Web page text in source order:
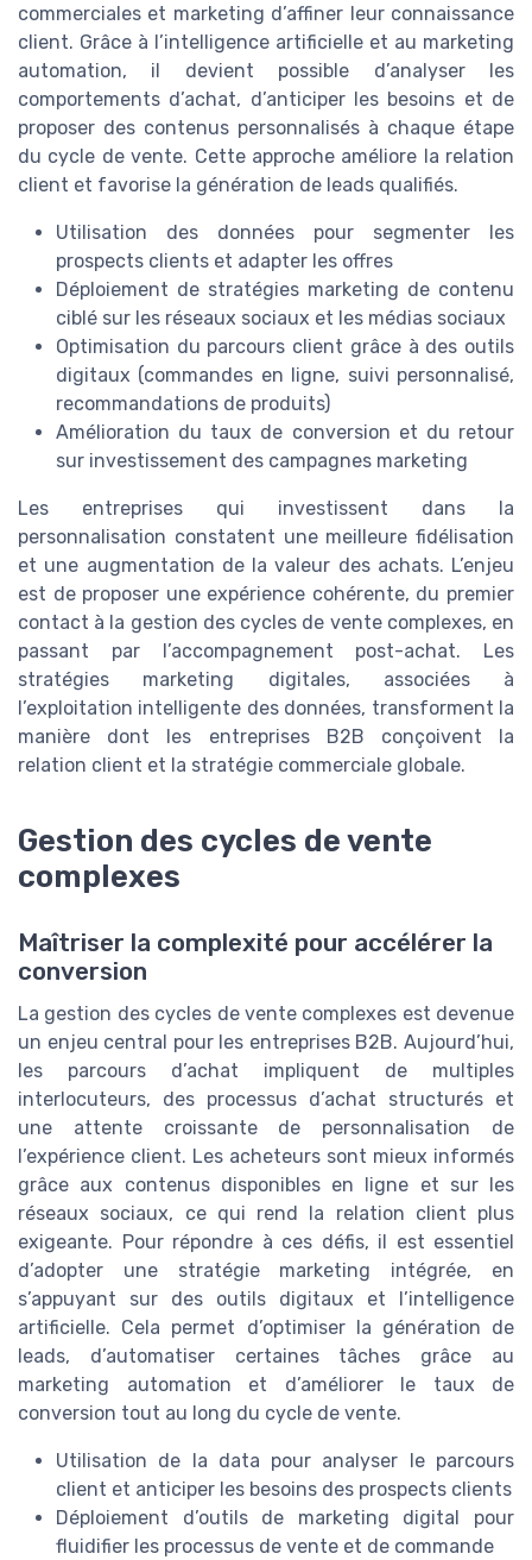
commerciales et marketing d’affiner leur connaissance
client. Grâce à l’intelligence artificielle et au marketing
automation, il devient possible d’analyser les
comportements d’achat, d’anticiper les besoins et de
proposer des contenus personnalisés à chaque étape
du cycle de vente. Cette approche améliore la relation
client et favorise la génération de leads qualifiés.
Utilisation des données pour segmenter les
prospects clients et adapter les offres
Déploiement de stratégies marketing de contenu
ciblé sur les réseaux sociaux et les médias sociaux
Optimisation du parcours client grâce à des outils
digitaux (commandes en ligne, suivi personnalisé,
recommandations de produits)
Amélioration du taux de conversion et du retour
sur investissement des campagnes marketing
Les entreprises qui investissent dans la
personnalisation constatent une meilleure fidélisation
et une augmentation de la valeur des achats. L’enjeu
est de proposer une expérience cohérente, du premier
contact à la gestion des cycles de vente complexes, en
passant par l’accompagnement post-achat. Les
stratégies marketing digitales, associées à
l’exploitation intelligente des données, transforment la
manière dont les entreprises B2B conçoivent la
relation client et la stratégie commerciale globale.
Gestion des cycles de vente
complexes
Maîtriser la complexité pour accélérer la
conversion
La gestion des cycles de vente complexes est devenue
un enjeu central pour les entreprises B2B. Aujourd’hui,
les parcours d’achat impliquent de multiples
interlocuteurs, des processus d’achat structurés et
une attente croissante de personnalisation de
l’expérience client. Les acheteurs sont mieux informés
grâce aux contenus disponibles en ligne et sur les
réseaux sociaux, ce qui rend la relation client plus
exigeante. Pour répondre à ces défis, il est essentiel
d’adopter une stratégie marketing intégrée, en
s’appuyant sur des outils digitaux et l’intelligence
artificielle. Cela permet d’optimiser la génération de
leads, d’automatiser certaines tâches grâce au
marketing automation et d’améliorer le taux de
conversion tout au long du cycle de vente.
Utilisation de la data pour analyser le parcours
client et anticiper les besoins des prospects clients
Déploiement d’outils de marketing digital pour
fluidifier les processus de vente et de commande